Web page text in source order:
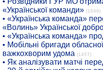
«Української команди» (1649)
• «Українська команда»
«Волинь» Української
• «Українська команда»
• Мобільні бригади
важкохворим удома (1457)
• Як аналізувати матчі